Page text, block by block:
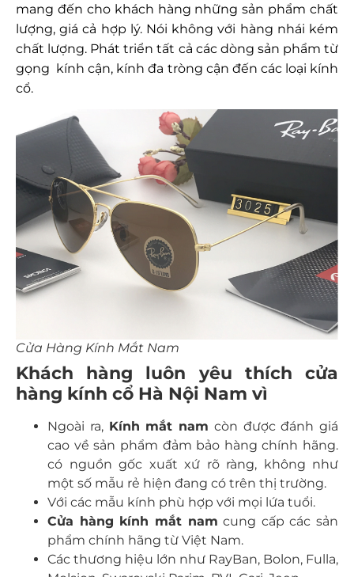
mang đến cho khách hàng những sản phẩm chất
lượng, giá cả hợp lý. Nói không với hàng nhái kém
chất lượng. Phát triển tất cả các dòng sản phẩm từ
gọng kính cận, kính đa tròng cận đến các loại kính
cổ.
Cửa Hàng Kính Mắt Nam
Khách hàng luôn yêu thích cửa
hàng kính cổ Hà Nội Nam vì
Ngoài ra, Kính mắt nam còn được đánh giá
cao về sản phẩm đảm bảo hàng chính hãng.
có nguồn gốc xuất xứ rõ ràng, không như
một số mẫu rẻ hiện đang có trên thị trường.
Với các mẫu kính phù hợp với mọi lứa tuổi.
Cửa hàng kính mắt nam cung cấp các sản
phẩm chính hãng từ Việt Nam.
Các thương hiệu lớn như RayBan, Bolon, Fulla,